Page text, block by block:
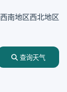
西南地区西北地区
查询天气